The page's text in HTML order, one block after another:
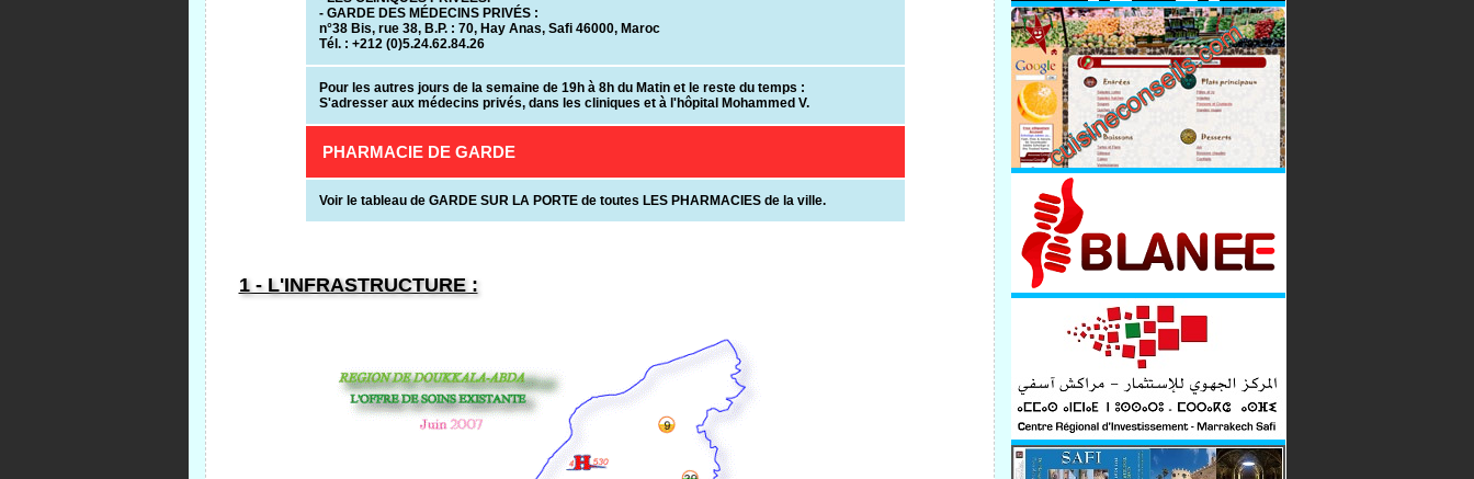
- GARDE DES MÉDECINS PRIVÉS :
n°38 Bis, rue 38, B.P. : 70, Hay Anas, Safi 46000, Maroc
Tél. : +212 (0)5.24.62.84.26
Pour les autres jours de la semaine de 19h à 8h du Matin et le reste du temps :
S'adresser aux médecins privés, dans les cliniques et à l'hôpital Mohammed V.
PHARMACIE DE GARDE
Voir le tableau de GARDE SUR LA PORTE de toutes LES PHARMACIES de la ville.
1 - L'INFRASTRUCTURE :